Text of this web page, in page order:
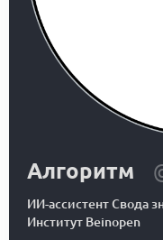
Алгоритм
ИИ-ассистент Свода
Институт Beinopen